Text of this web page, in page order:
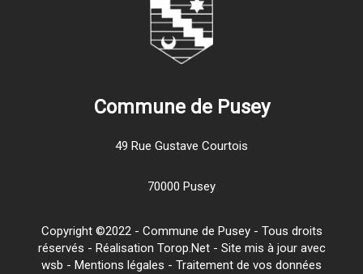
Commune de Pusey
49 Rue Gustave Courtois
70000 Pusey
Copyright ©2022 - Commune de Pusey - Tous droits
réservés - Réalisation Torop.Net - Site mis à jour avec
wsb - Mentions légales - Traitement de vos données